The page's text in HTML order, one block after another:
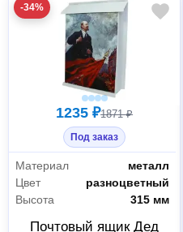
-34%
1235 ₽1871 ₽
Под заказ
Материал
металл
Цвет
разноцветный
Высота
315 мм
Почтовый ящик Дед